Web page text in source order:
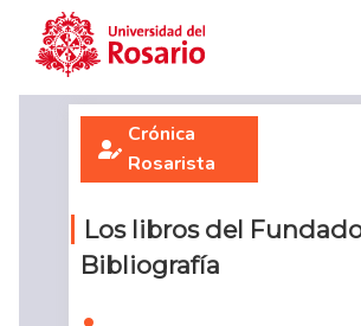
Skip to main content
Crónica
Rosarista
Los libros del
Bibliografía